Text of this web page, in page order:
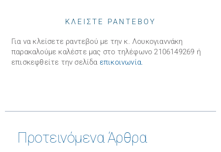
ΚΛΕΙΣΤΕ ΡΑΝΤΕΒΟΥ
Για να κλείσετε ραντεβού με την κ. Λουκογιαννάκη
παρακαλούμε καλέστε μας στo τηλέφωνo 2106149269 ή
επισκεφθείτε την σελίδα επικοινωνία.
Προτεινόμενα Άρθρα